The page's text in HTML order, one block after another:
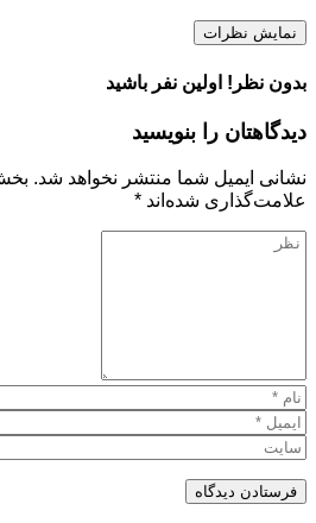
نمایش نظرات
بدون نظر! اولین نفر باشید
دیدگاهتان را بنویسید
نشانی ایمیل شما منتشر نخواهد شد.
علامت‌گذاری شده‌اند *